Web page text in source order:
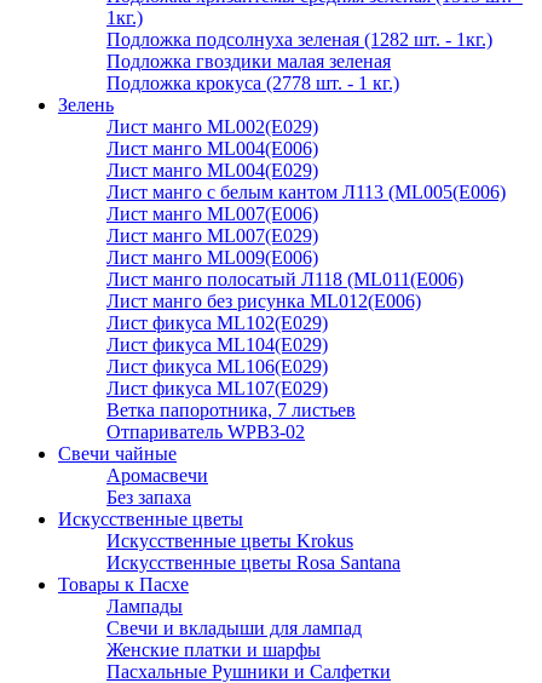
1кг.)
Подложка подсолнуха зеленая (1282 шт. - 1кг.)
Подложка гвоздики малая зеленая
Подложка крокуса (2778 шт. - 1 кг.)
Зелень
Лист манго ML002(E029)
Лист манго ML004(E006)
Лист манго ML004(E029)
Лист манго с белым кантом Л113 (ML005(E006)
Лист манго ML007(E006)
Лист манго ML007(E029)
Лист манго ML009(E006)
Лист манго полосатый Л118 (ML011(E006)
Лист манго без рисунка ML012(E006)
Лист фикуса ML102(E029)
Лист фикуса ML104(E029)
Лист фикуса ML106(E029)
Лист фикуса ML107(E029)
Ветка папоротника, 7 листьев
Отпариватель WPB3-02
Свечи чайные
Аромасвечи
Без запаха
Искусственные цветы
Искусственные цветы Krokus
Искусственные цветы Rosa Santana
Товары к Пасхе
Лампады
Свечи и вкладыши для лампад
Женские платки и шарфы
Пасхальные Рушники и Салфетки